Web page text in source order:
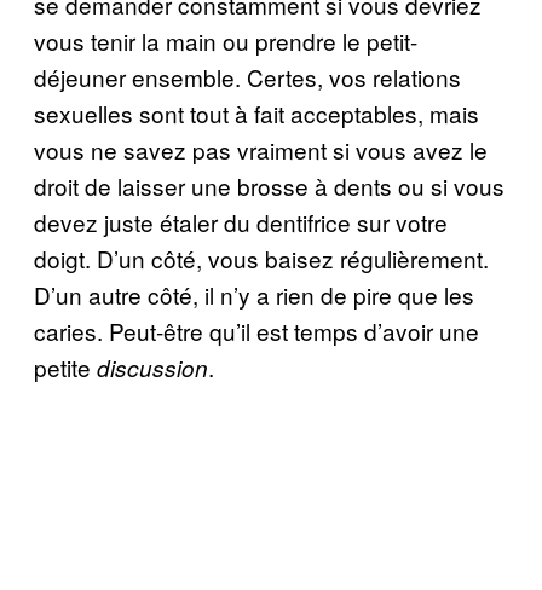
vous tenir la main ou prendre le petit-
déjeuner ensemble. Certes, vos relations
sexuelles sont tout à fait acceptables, mais
vous ne savez pas vraiment si vous avez le
droit de laisser une brosse à dents ou si vous
devez juste étaler du dentifrice sur votre
doigt. D’un côté, vous baisez régulièrement.
D’un autre côté, il n’y a rien de pire que les
caries. Peut-être qu’il est temps d’avoir une
petite discussion.